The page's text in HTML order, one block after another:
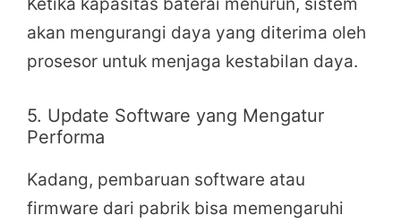
akan mengurangi daya yang diterima oleh
prosesor untuk menjaga kestabilan daya.
5. Update Software yang Mengatur
Performa
Kadang, pembaruan software atau
firmware dari pabrik bisa memengaruhi